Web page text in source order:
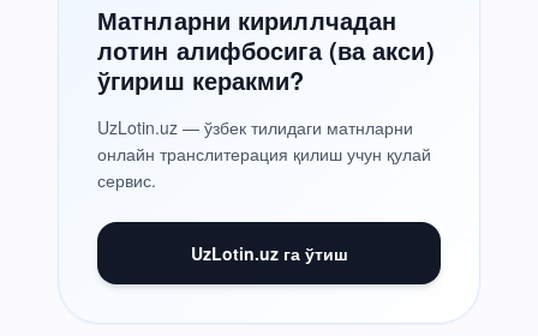
Матнларни кириллчадан
лотин алифбосига (ва акси)
ўгириш керакми?
UzLotin.uz — ўзбек тилидаги матнларни
онлайн транслитерация қилиш учун қулай
сервис.
UzLotin.uz га ўтиш